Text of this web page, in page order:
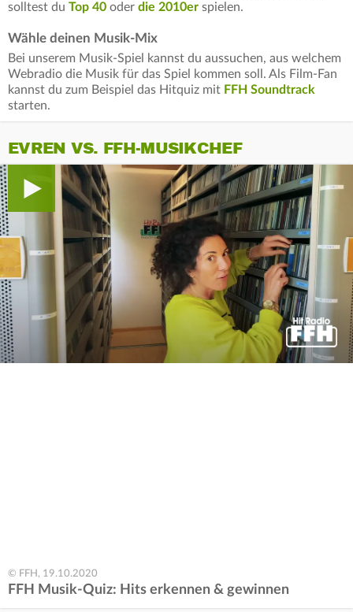
solltest du Top 40 oder die 2010er spielen.
Wähle deinen Musik-Mix
Bei unserem Musik-Spiel kannst du aussuchen, aus welchem
Webradio die Musik für das Spiel kommen soll. Als Film-Fan
kannst du zum Beispiel das Hitquiz mit FFH Soundtrack
starten.
EVREN VS. FFH-MUSIKCHEF
© FFH, 19.10.2020
FFH Musik-Quiz: Hits erkennen & gewinnen